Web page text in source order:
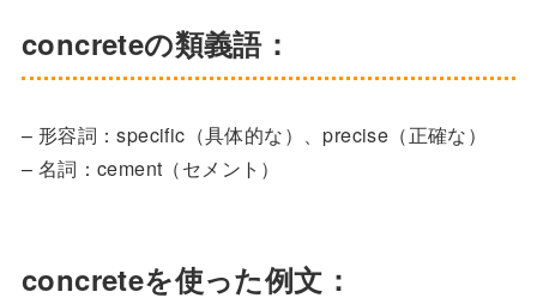
concreteの類義語：
– 形容詞：specific（具体的な）、precise（正確な）
– 名詞：cement（セメント）
concreteを使った例文：